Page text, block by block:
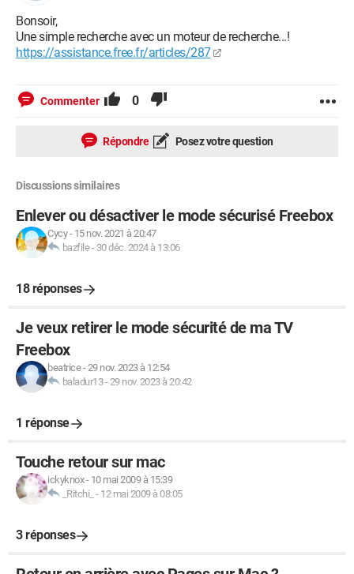
Bonsoir,
Une simple recherche avec un moteur de recherche...!
https://assistance.free.fr/articles/287
Commenter 0
Répondre Posez votre question
Discussions similaires
Enlever ou désactiver le mode sécurisé Freebox
Cycy- 15 nov. 2021 à 20:47
bazfile- 30 déc. 2024 à 13:06
18 réponses
Je veux retirer le mode sécurité de ma TV
Freebox
beatrice-29 nov. 2023 à 12:54
baladur13-29 nov. 2023 à 20:42
1 réponse
Touche retour sur mac
ickyknox- 10 mai 2009 à 15:39
_Ritchi_ - 12 mai 2009 à 08:05
3 réponses